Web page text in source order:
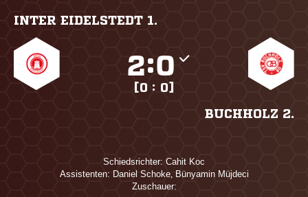
INTER EIDELSTEDT 1.
:
[0 : 0]
BUCHHOLZ 2.
Schiedsrichter:  
Assistenten:  ,  
Zuschauer: